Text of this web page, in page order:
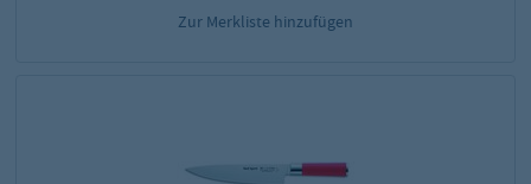
Zur Merkliste hinzufügen